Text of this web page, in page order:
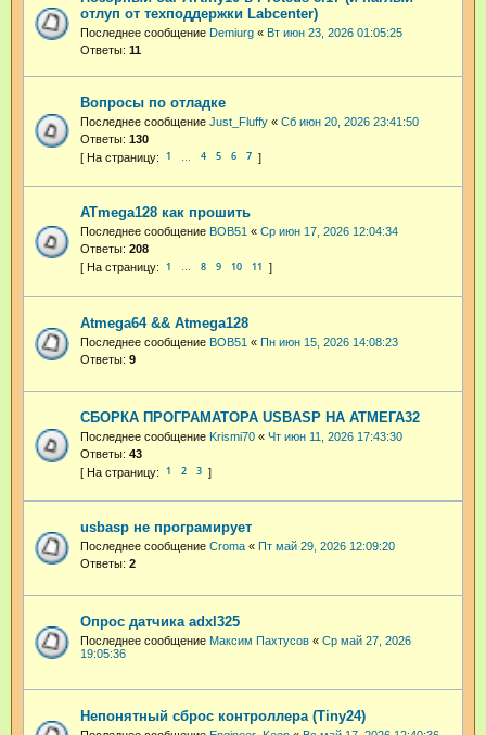
отлуп от техподдержки Labcenter)
Последнее сообщение Demiurg « Вт июн 23, 2026 01:05:25
Ответы: 11
Вопросы по отладке
Последнее сообщение Just_Fluffy « Сб июн 20, 2026 23:41:50
Ответы: 130
1 4 5 6 7
ATmega128 как прошить
Последнее сообщение BOB51 « Ср июн 17, 2026 12:04:34
Ответы: 208
1 … 8 9 10 11
Atmega64 && Atmega128
Последнее сообщение BOB51 « Пн июн 15, 2026 14:08:23
Ответы: 9
СБОРКА ПРОГРАМАТОРА USBASP НА АТМЕГА32
Последнее сообщение Krismi70 « Чт июн 11, 2026 17:43:30
Ответы: 43
1 2 3
usbasp не програмирует
Последнее сообщение Croma « Пт май 29, 2026 12:09:20
Ответы: 2
Опрос датчика adxl325
Последнее сообщение Максим Пахтусов « Ср май 27, 2026
19:05:36
Непонятный сброс контроллера (Tiny24)